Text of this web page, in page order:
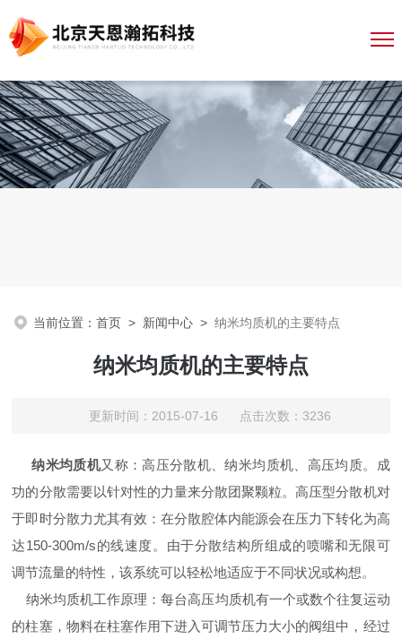
当前位置：首页 > 新闻中心 >纳米均质机的主要特点
纳米均质机的主要特点
更新时间：2015-07-16 点击次数：3236
纳米均质机又称：高压分散机、纳米均质机、高压均质。成
功的分散需要以针对性的力量来分散团聚颗粒。高压型分散机对
于即时分散力尤其有效：在分散腔体内能源会在压力下转化为高
达150-300m/s的线速度。由于分散结构所组成的喷嘴和无限可
调节流量的特性，该系统可以轻松地适应于不同状况或构想。
纳米均质机工作原理：每台高压均质机有一个或数个往复运动
的柱塞，物料在柱塞作用下进入可调节压力大小的阀组中，经过